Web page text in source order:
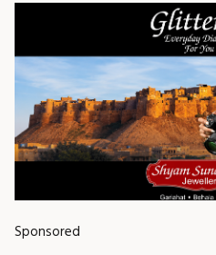
Sponsored